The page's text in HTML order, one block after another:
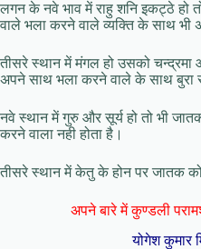
लगन के नवे भाव में राहु शनि इकट्ठे हो
वाले भला करने वाले व्यक्ति के साथ भी
तीसरे स्थान में मंगल हो उसको
अपने साथ भला करने वाले के साथ बुरा
नवे स्थान में गुरु और सूर्य हो तो भी
करने वाला नही होता है।
तीसरे स्थान में केतु के होन पर जातक
अपने बारे में कुण्डली
योगेश कुमार